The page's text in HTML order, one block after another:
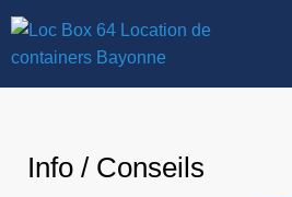
Info / Conseils